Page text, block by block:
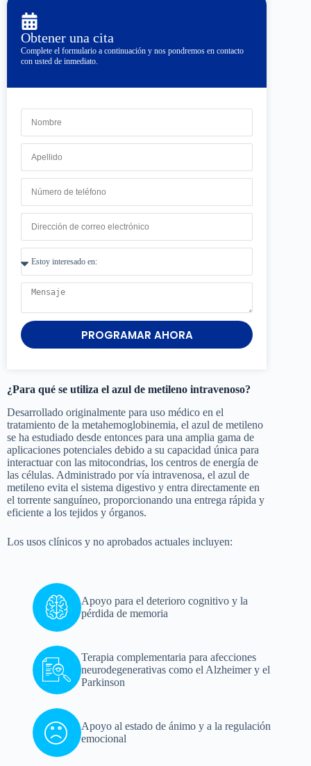
Obtener una cita
Complete el formulario a continuación y nos pondremos en contacto
con usted de inmediato.
PROGRAMAR AHORA
¿Para qué se utiliza el azul de metileno intravenoso?
Desarrollado originalmente para uso médico en el
tratamiento de la metahemoglobinemia, el azul de metileno
se ha estudiado desde entonces para una amplia gama de
aplicaciones potenciales debido a su capacidad única para
interactuar con las mitocondrias, los centros de energía de
las células. Administrado por vía intravenosa, el azul de
metileno evita el sistema digestivo y entra directamente en
el torrente sanguíneo, proporcionando una entrega rápida y
eficiente a los tejidos y órganos.
Los usos clínicos y no aprobados actuales incluyen:
Apoyo para el deterioro cognitivo y la
pérdida de memoria
Terapia complementaria para afecciones
neurodegenerativas como el Alzheimer y el
Parkinson
Apoyo al estado de ánimo y a la regulación
emocional